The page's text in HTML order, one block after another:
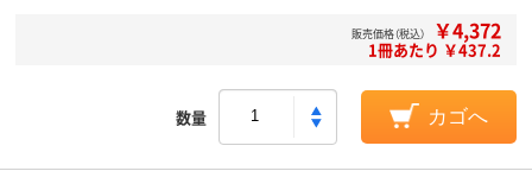
販売価格（税込） ￥4,372
1冊あたり ￥437.2
数量 カゴへ